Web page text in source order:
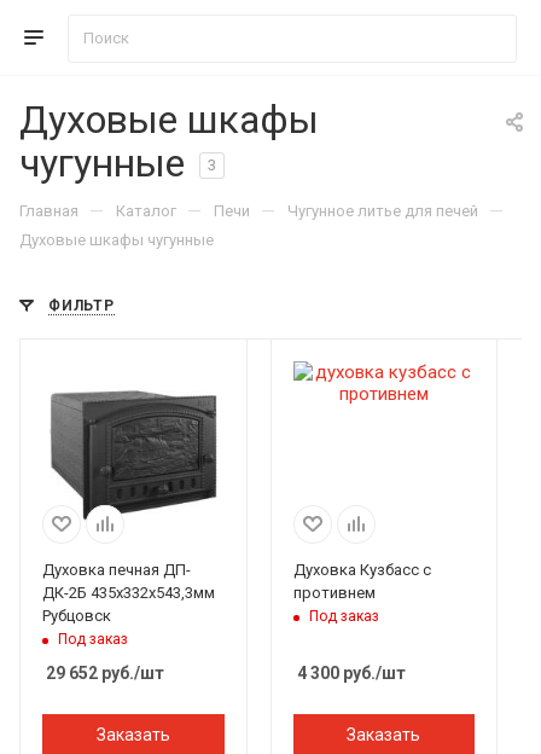
Духовые шкафы
чугунные
3
Главная — Каталог — Печи — Чугунное литье для печей —
Духовые шкафы чугунные
ФИЛЬТР
Духовка печная ДП-
ДК-2Б 435х332х543,3мм
Рубцовск
Под заказ
29 652 руб./шт
Заказать
Духовка Кузбасс с
противнем
Под заказ
4 300руб./шт
Заказать